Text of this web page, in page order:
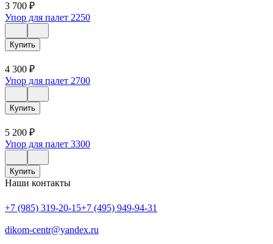
3 700 ₽
Упор для палет 2250
Купить
4 300 ₽
Упор для палет 2700
Купить
5 200 ₽
Упор для палет 3300
Купить
Наши контакты
+7 (985) 319-20-15+7 (495) 949-94-31
dikom-centr@yandex.ru